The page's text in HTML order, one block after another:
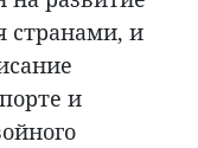
странами, и
и